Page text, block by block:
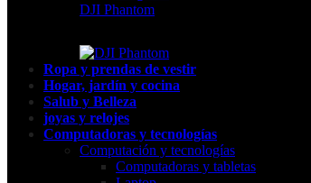
DJI Phantom
Ropa y prendas de vestir
Hogar, jardín y cocina
Salub y Belleza
joyas y relojes
Computadoras y tecnologías
Computación y tecnologías
Computadoras y tabletas